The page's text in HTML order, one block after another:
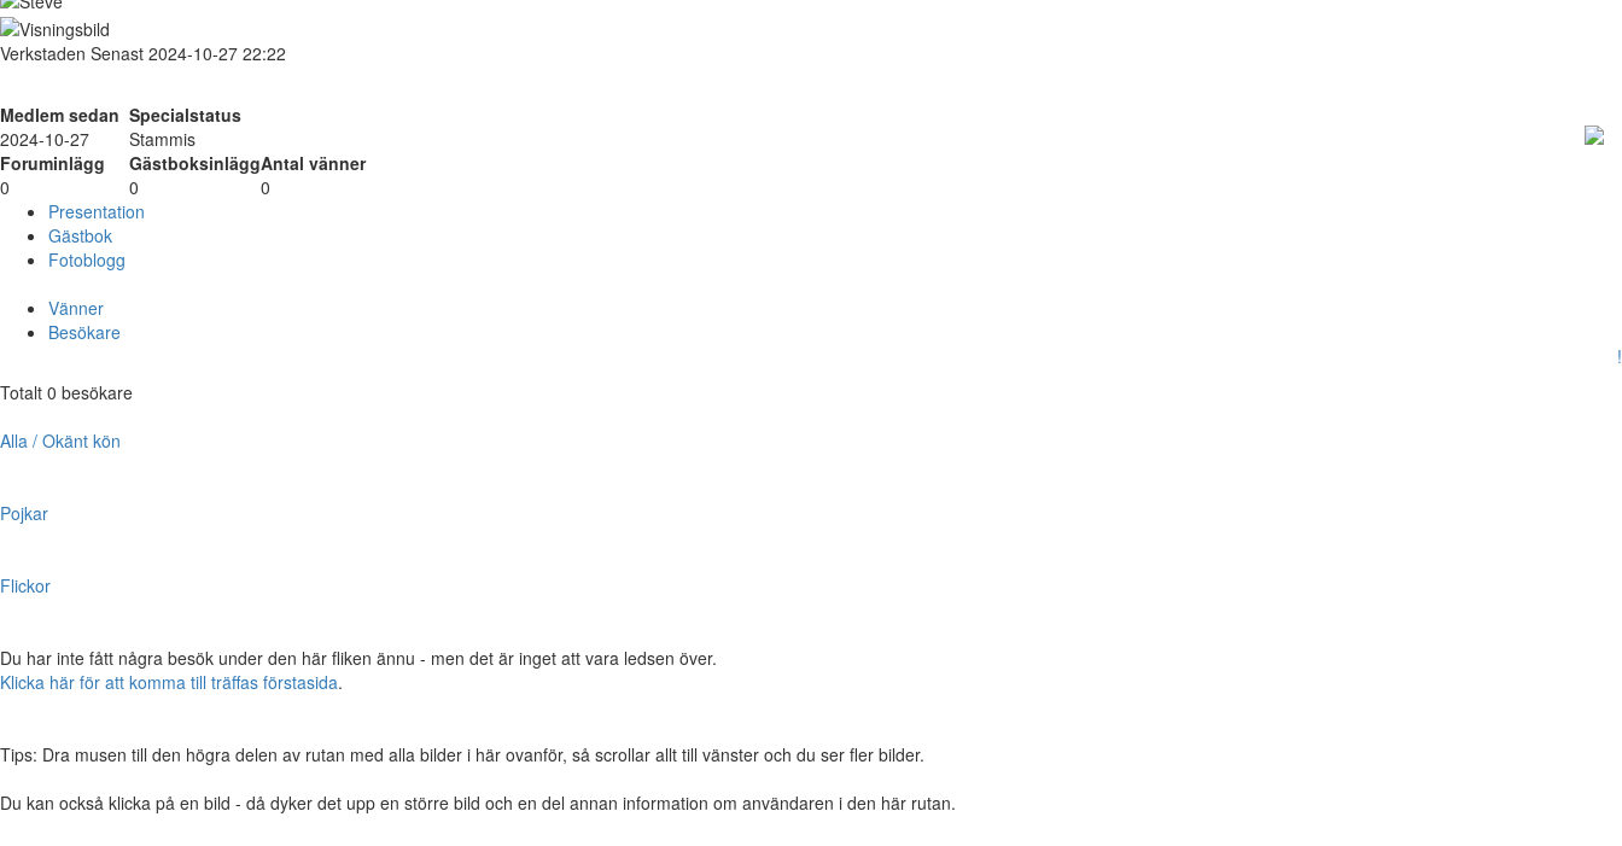
Verkstaden Senast 2024-10-27 22:22
Medlem sedan Specialstatus
2024-10-27
Stammis
Foruminlägg
GästboksinläggAntal vänner
0
0
0
Presentation
Gästbok
Fotoblogg
Vänner
Besökare
!
Totalt 0 besökare
Alla / Okänt kön
Pojkar
Flickor
Du har inte fått några besök under den här fliken ännu - men det är inget att vara ledsen över.
Klicka här för att komma till träffas förstasida.
Tips: Dra musen till den högra delen av rutan med alla bilder i här ovanför, så scrollar allt till vänster och du ser fler bilder.
Du kan också klicka på en bild - då dyker det upp en större bild och en del annan information om användaren i den här rutan.